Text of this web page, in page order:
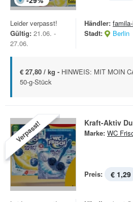
Leider verpasst!
Gültig: 21.06. -
27.06.
Händler:
Stadt:
Berlin
€ 27,80 / kg - HINWEIS: MIT MOIN
50-g-Stück
Verpasst! Kraft-Aktiv
Marke: WC
Preis: € 1,29